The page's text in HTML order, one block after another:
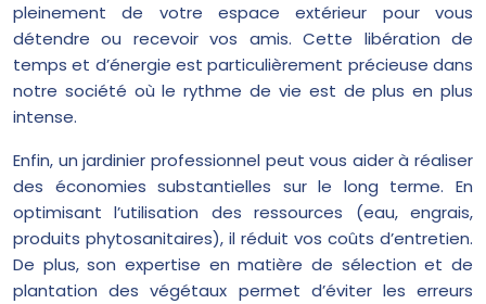
pleinement de votre espace extérieur pour vous
détendre ou recevoir vos amis. Cette libération de
temps et d’énergie est particulièrement précieuse dans
notre société où le rythme de vie est de plus en plus
intense.
Enfin, un jardinier professionnel peut vous aider à réaliser
des économies substantielles sur le long terme. En
optimisant l’utilisation des ressources (eau, engrais,
produits phytosanitaires), il réduit vos coûts d’entretien.
De plus, son expertise en matière de sélection et de
plantation des végétaux permet d’éviter les erreurs